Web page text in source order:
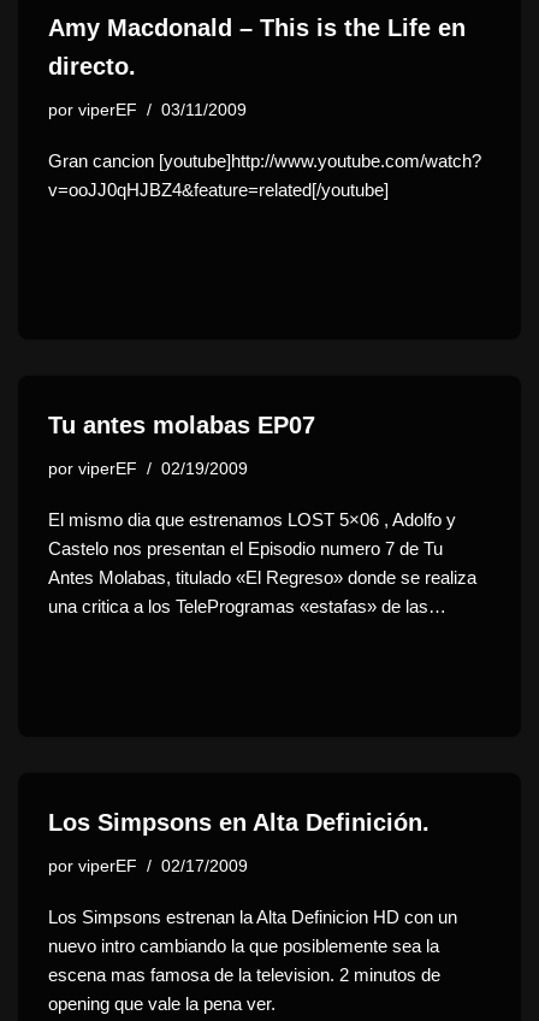
Amy Macdonald – This is the Life en
directo.
por viperEF 03/11/2009
Gran cancion [youtube]http://www.youtube.com/watch?
v=ooJJ0qHJBZ4&feature=related[/youtube]
Tu antes molabas EP07
por viperEF 02/19/2009
El mismo dia que estrenamos LOST 5×06 , Adolfo y
Castelo nos presentan el Episodio numero 7 de Tu
Antes Molabas, titulado «El Regreso» donde se realiza
una critica a los TeleProgramas «estafas» de las…
Los Simpsons en Alta Definición.
por viperEF 02/17/2009
Los Simpsons estrenan la Alta Definicion HD con un
nuevo intro cambiando la que posiblemente sea la
escena mas famosa de la television. 2 minutos de
opening que vale la pena ver.